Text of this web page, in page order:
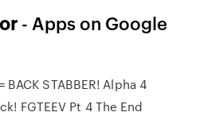
- Apps on Google
BACK STABBER! Alpha 4
FGTEEV Pt 4 The End